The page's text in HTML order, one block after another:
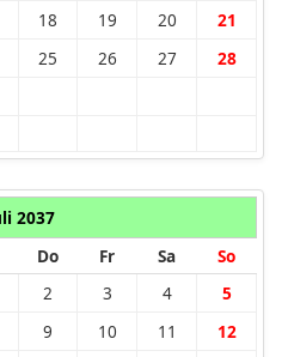
18 19 20 21
25 26 27 28
2037
Do Fr Sa So
2 3 4 5
9 10 11 12